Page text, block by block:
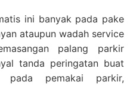
ini banyak pada pake
ataupun wadah service
palang parkir
tanda peringatan buat
pada pemakai parkir,